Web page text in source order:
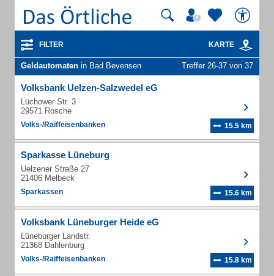
FILTER KARTE
Geldautomaten in Bad Bevensen Treffer 26-37 von 37
Volksbank Uelzen-Salzwedel eG
Lüchower Str. 3
29571 Rosche
Volks-/Raiffeisenbanken 15.5 km
Sparkasse Lüneburg
Uelzener Straße 27
21406 Melbeck
Sparkassen 15.6 km
Volksbank Lüneburger Heide eG
Lüneburger Landstr.
21368 Dahlenburg
Volks-/Raiffeisenbanken 15.8 km